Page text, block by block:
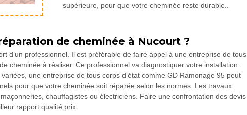
supérieure, pour que votre cheminée reste durable..
de cheminée à Nucourt ?
d’un professionnel. Il est préférable de faire appel à une entreprise de tous
cheminée à réaliser. Ce professionnel va diagnostiquer votre installation.
une entreprise de tous corps d’état comme GD Ramonage 95 peut
pour que votre cheminée soit réparée selon les normes. Les travaux
chauffagistes ou électriciens. Faire une confrontation des devis
rapport qualité prix.